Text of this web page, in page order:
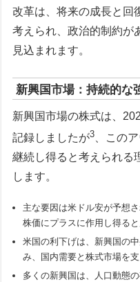
改革は、将来の成長と回
考えられ、政治的制約が
見込まれます。
新興国市場：持続的な
新興国市場の株式は、
記録しましたが3 、この
継続し得ると考えられる
します。
主な要因は米ドル安が予想
株価にプラスに作用し得ると
米国の利下げは、新興国の
み、国内需要と株式市場を
多くの新興国は、人口動態